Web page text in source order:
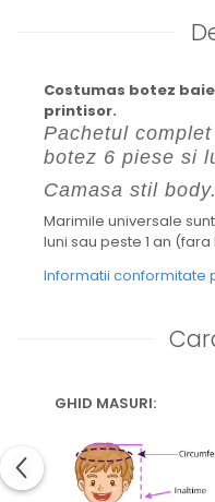
Costumas botez
printisor.
Pachetul
botez 6 piese si
Camasa stil body.
Marimile universale
luni sau peste 1 an
Informatii conformitate
GHID MASURI: